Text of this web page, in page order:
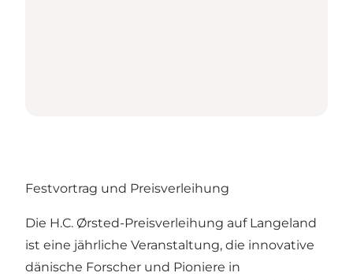
Festvortrag und Preisverleihung
Die H.C. Ørsted-Preisverleihung auf Langeland
ist eine jährliche Veranstaltung, die innovative
dänische Forscher und Pioniere in